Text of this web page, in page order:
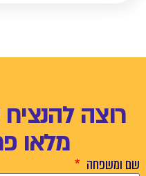
רוצה
מלאו
שם ומשפחה